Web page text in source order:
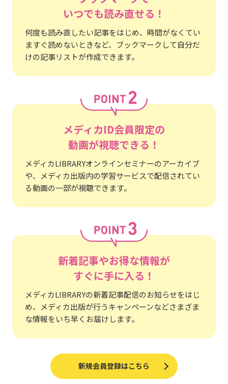
いつでも読み直せる！
何度も読み直したい記事をはじめ、時間がなくてい
ますぐ読めないときなど、ブックマークして自分だ
けの記事リストが作成できます。
メディカID会員限定の
動画が視聴できる！
メディカLIBRARYオンラインセミナーのアーカイブ
や、メディカ出版内の学習サービスで配信されてい
る動画の一部が視聴できます。
新着記事やお得な情報が
すぐに手に入る！
メディカLIBRARYの新着記事配信のお知らせをはじ
め、メディカ出版が行うキャンペーンなどさまざま
な情報をいち早くお届けします。
新規会員登録はこちら